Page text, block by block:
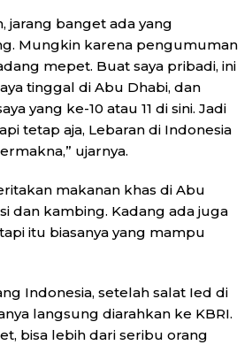
jarang banget ada yang
Mungkin karena pengumuman
mepet. Buat saya pribadi, ini
tinggal di Abu Dhabi, dan
yang ke-10 atau 11 di sini. Jadi
tetap aja, Lebaran di Indonesia
ujarnya.
makanan khas di Abu
dan kambing. Kadang ada juga
itu biasanya yang mampu
Indonesia, setelah salat Ied di
langsung diarahkan ke KBRI.
bisa lebih dari seribu orang